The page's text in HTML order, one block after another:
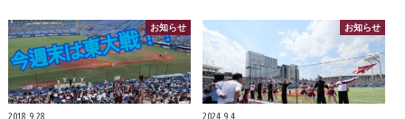
お知らせ
2018.9.28
お知らせ
2024.9.4